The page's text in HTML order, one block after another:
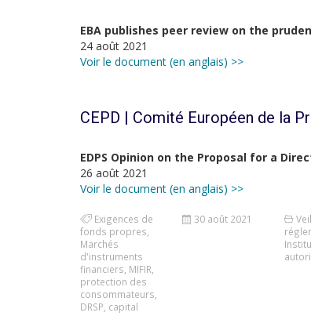
EBA publishes peer review on the
24 août 2021
Voir le document (en anglais) >>
CEPD | Comité Européen de la
EDPS Opinion on the Proposal for a
26 août 2021
Voir le document (en anglais) >>
Exigences de
fonds propres
Marchés
d'instruments
financiers MIFIR
protection des
consommateurs
DRSP capital
30 août 2021